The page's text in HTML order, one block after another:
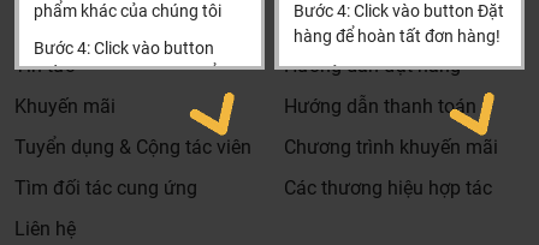
phẩm khác của chúng tôi
Bước 4: Click vào button
Tiến hành thanh toán để
thanh toán đơn hàng của
Xin cảm ơn khách hàng!!!
Bước 4: Click vào button Đặt
hàng để hoàn tất đơn hàng!
Xin cảm ơn khách hàng!!!
Tìm đại lý & Hợp tác
Tin tức
Khuyến mãi
Tuyển dụng & Cộng tác viên
Tìm đối tác cung ứng
Liên hệ
Hướng dẫn mua hàng
Hướng dẫn đặt hàng
Hướng dẫn thanh toán
Chương trình khuyến mãi
Các thương hiệu hợp tác